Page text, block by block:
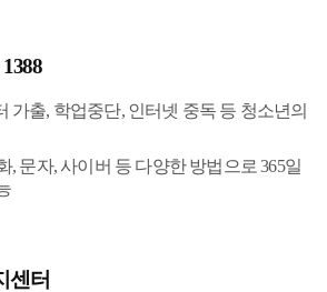
가출, 학업중단, 인터넷 중독 등 청소년의
, 문자, 사이버 등 다양한 방법으로 365일
센터